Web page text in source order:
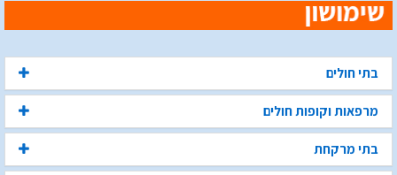
בתי חולים
מרפאות וקופות חולים
בתי מרקחת